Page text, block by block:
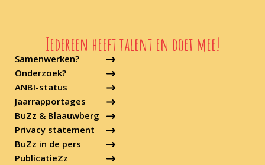
Samenwerken?
Onderzoek?
ANBI-status
Jaarrapportages
BuZz & Blaauwberg
Privacy statement
Iedereen heeft talent en doet mee!
BuZz in de pers
PublicatieZz